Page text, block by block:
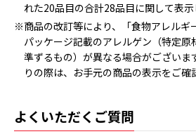
れた20品目の合計28品目に関して表示
※商品の改訂等により、「食物アレルギ
パッケージ記載のアレルゲン（特定原
準ずるもの）が異なる場合がございま
りの際は、お手元の商品の表示をご確
よくいただくご質問